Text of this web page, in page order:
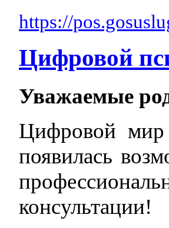
https://
Цифровой
Уважаемые
Цифровой мир
появилась
консультации!